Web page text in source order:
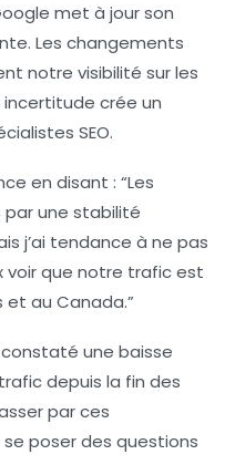
met à jour son
Les changements
notre visibilité sur les
crée un
SEO.
en disant : “Les
une stabilité
j’ai tendance à ne pas
voir que notre trafic est
au Canada.”
constaté une baisse
depuis la fin des
par ces
poser des questions